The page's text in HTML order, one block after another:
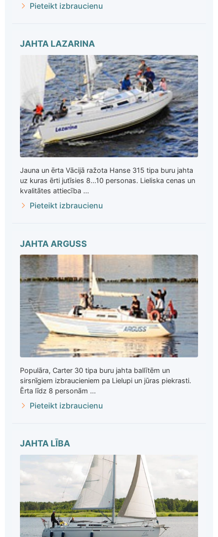
Pieteikt izbraucienu
JAHTA LAZARINA
Jauna un ērta Vācijā ražota Hanse 315 tipa buru jahta
uz kuras ērti jutīsies 8...10 personas. Lieliska cenas un
kvalitātes attiecība ...
Pieteikt izbraucienu
JAHTA ARGUSS
Populāra, Carter 30 tipa buru jahta ballītēm un
sirsnīgiem izbraucieniem pa Lielupi un jūras piekrasti.
Ērta līdz 8 personām ...
Pieteikt izbraucienu
JAHTA LĪBA